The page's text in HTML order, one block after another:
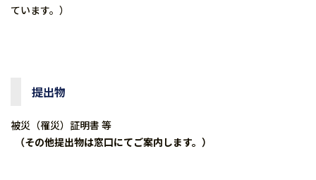
ています。）
提出物
被災（罹災）証明書 等
（その他提出物は窓口にてご案内します。）